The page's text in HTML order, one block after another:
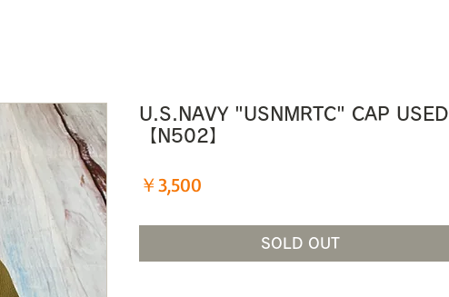
U.S.NAVY "USNMRTC" CAP USED
【N502】
￥3,500
SOLD OUT